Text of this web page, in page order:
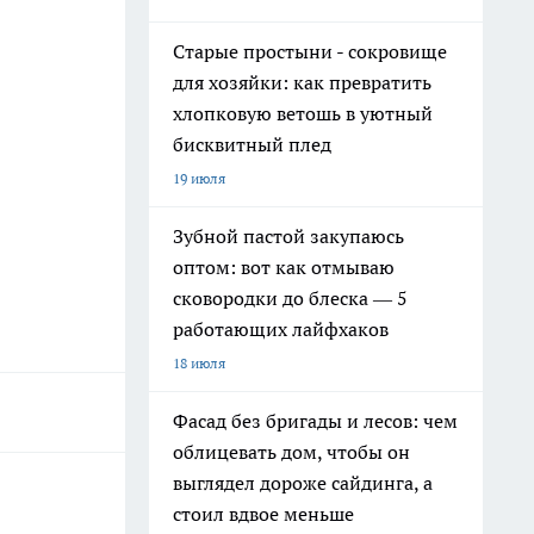
Старые простыни - сокровище
для хозяйки: как превратить
хлопковую ветошь в уютный
бисквитный плед
19 июля
Зубной пастой закупаюсь
оптом: вот как отмываю
сковородки до блеска — 5
работающих лайфхаков
18 июля
Фасад без бригады и лесов: чем
облицевать дом, чтобы он
выглядел дороже сайдинга, а
стоил вдвое меньше